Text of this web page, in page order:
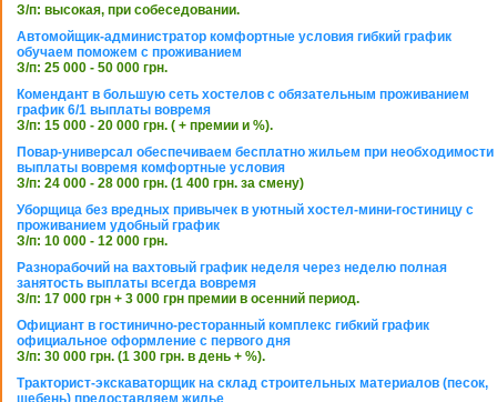
З/п: высокая, при собеседовании.
Автомойщик-администратор комфортные условия гибкий график
обучаем поможем с проживанием
З/п: 25 000 - 50 000 грн.
Комендант в большую сеть хостелов с обязательным проживанием
график 6/1 выплаты вовремя
З/п: 15 000 - 20 000 грн. ( + премии и %).
Повар-универсал обеспечиваем бесплатно жильем при необходимости
выплаты вовремя комфортные условия
З/п: 24 000 - 28 000 грн. (1 400 грн. за смену)
Уборщица без вредных привычек в уютный хостел-мини-гостиницу с
проживанием удобный график
З/п: 10 000 - 12 000 грн.
Разнорабочий на вахтовый график неделя через неделю полная
занятость выплаты всегда вовремя
З/п: 17 000 грн + 3 000 грн премии в осенний период.
Официант в гостинично-ресторанный комплекс гибкий график
официальное оформление с первого дня
З/п: 30 000 грн. (1 300 грн. в день + %).
Тракторист-экскаваторщик на склад строительных материалов (песок,